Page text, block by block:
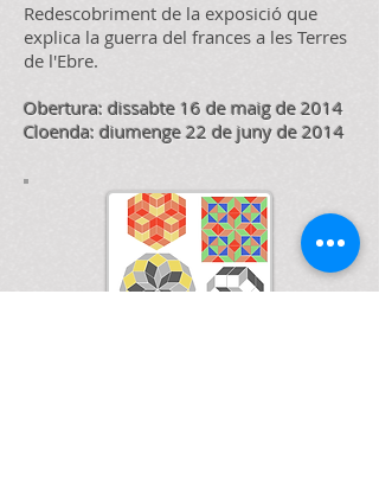
Redescobriment de la exposició que
explica la guerra del frances a les Terres
de l'Ebre.
Obertura: dissabte 16 de maig de 2014
Cloenda: diumenge 22 de juny de 2014